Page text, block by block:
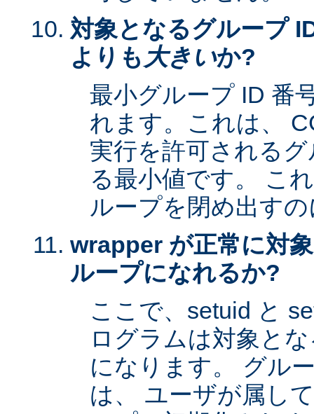
対象となるグループ
よりも 大きいか?
最小グループ ID 番
れます。これは、
実行を許可される
る最小値です。 こ
ループを閉め出す
wrapper が正常に対
ループになれるか?
ここで、setuid と
ログラムは対象と
になります。 グル
は、 ユーザが属し